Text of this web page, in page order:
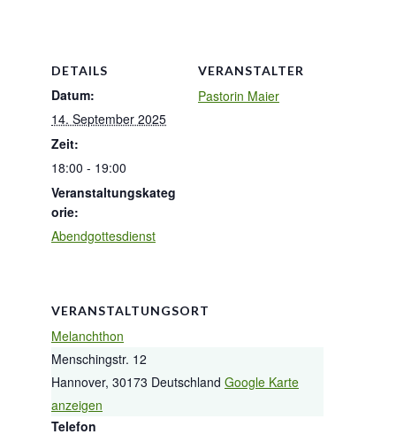
DETAILS
Datum:
14. September 2025
Zeit:
18:00 - 19:00
Veranstaltungskateg
orie:
Abendgottesdienst
VERANSTALTUNGSORT
Melanchthon
Menschingstr. 12
Hannover, 30173 Deutschland Google Karte
anzeigen
Telefon
VERANSTALTER
Pastorin Maier